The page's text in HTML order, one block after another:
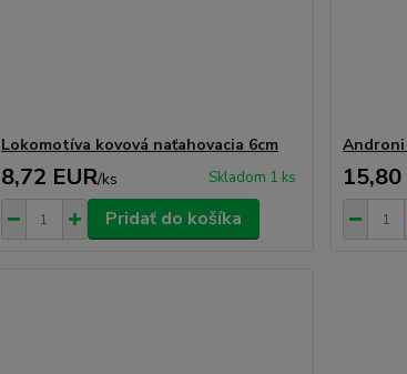
Lokomotíva kovová naťahovacia 6cm
8,72 EUR/ks Skladom 1 ks
Pridať do košíka
Androni
15,80